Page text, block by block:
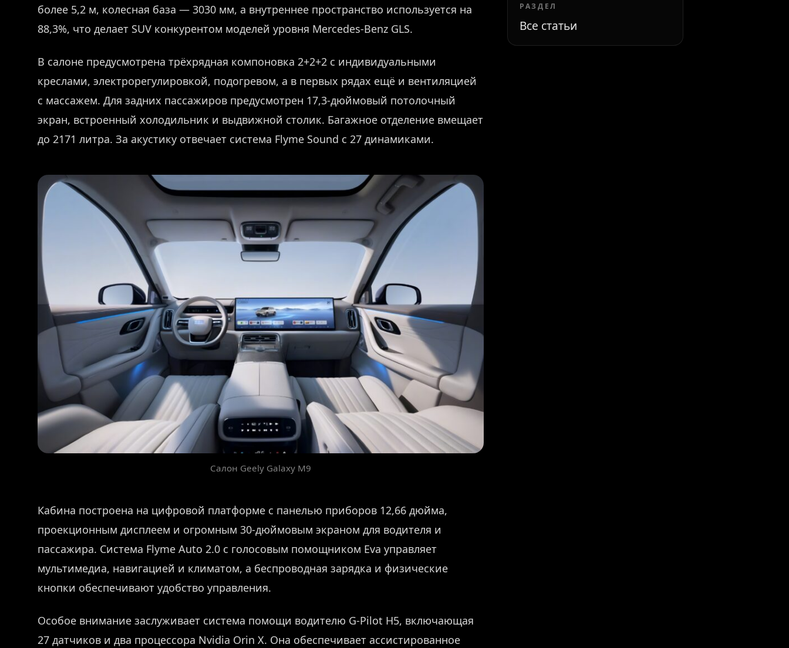
более 5,2 м, колесная база — 3030 мм, а внутреннее пространство используется на
88,3%, что делает SUV конкурентом моделей уровня Mercedes-Benz GLS.
В салоне предусмотрена трёхрядная компоновка 2+2+2 с индивидуальными
креслами, электрорегулировкой, подогревом, а в первых рядах ещё и вентиляцией
с массажем. Для задних пассажиров предусмотрен 17,3-дюймовый потолочный
экран, встроенный холодильник и выдвижной столик. Багажное отделение вмещает
до 2171 литра. За акустику отвечает система Flyme Sound с 27 динамиками.
Салон Geely Galaxy M9
Кабина построена на цифровой платформе с панелью приборов 12,66 дюйма,
проекционным дисплеем и огромным 30-дюймовым экраном для водителя и
пассажира. Система Flyme Auto 2.0 с голосовым помощником Eva управляет
мультимедиа, навигацией и климатом, а беспроводная зарядка и физические
кнопки обеспечивают удобство управления.
Особое внимание заслуживает система помощи водителю G-Pilot H5, включающая
27 датчиков и два процессора Nvidia Orin X. Она обеспечивает ассистированное
РАЗДЕЛ
Все статьи